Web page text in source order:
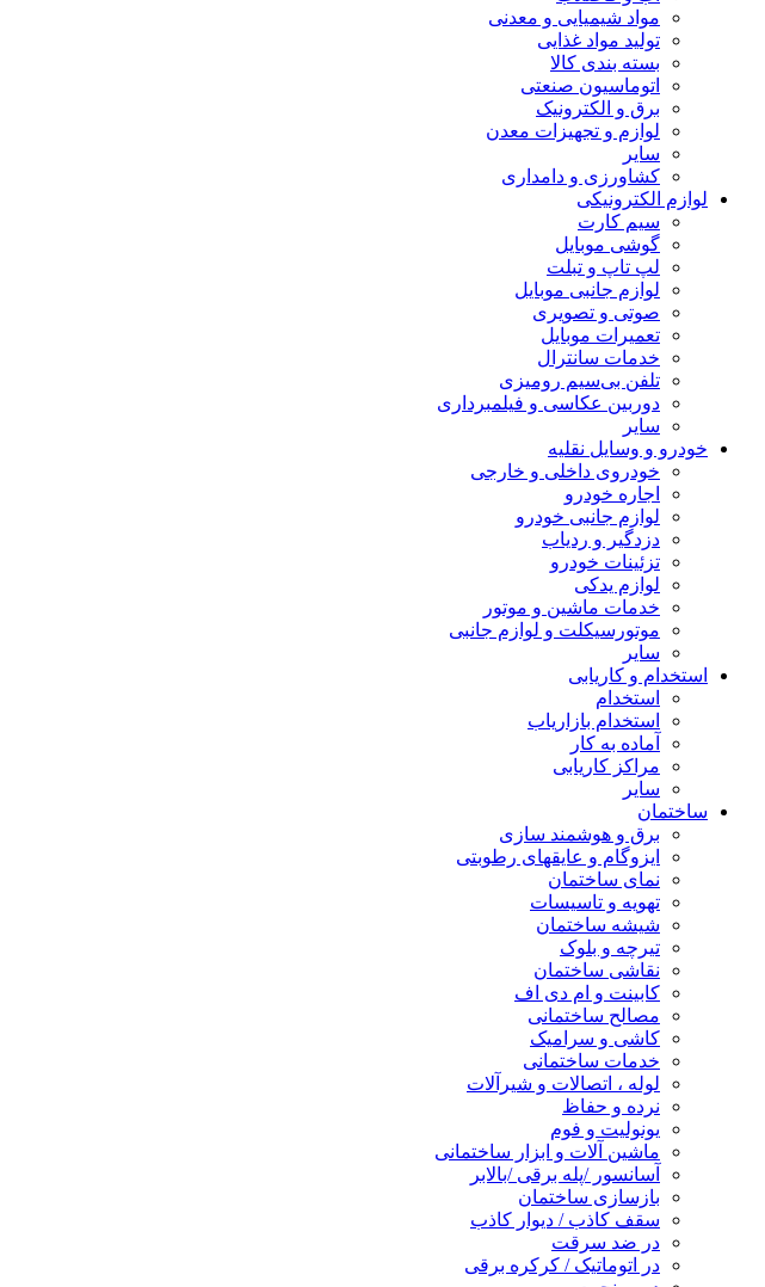
مواد شیمیایی و معدنی
تولید مواد غذایی
بسته بندی کالا
اتوماسیون صنعتی
برق و الکترونیک
لوازم و تجهیزات معدن
سایر
کشاورزی و دامداری
لوازم الکترونیکی
سیم کارت
گوشی موبایل
لپ تاپ و تبلت
لوازم جانبی موبایل
صوتی و تصویری
تعمیرات موبایل
خدمات سانترال
تلفن بی‌سیم رومیزی
دوربین عکاسی و فیلمبرداری
سایر
خودرو و وسایل نقلیه
خودروی داخلی و خارجی
اجاره خودرو
لوازم جانبی خودرو
دزدگیر و ردیاب
تزئینات خودرو
لوازم یدکی
خدمات ماشین و موتور
موتورسیکلت و لوازم جانبی
سایر
استخدام و کاریابی
استخدام
استخدام بازاریاب
آماده به کار
مراکز کاریابی
سایر
ساختمان
برق و هوشمند سازی
ایزوگام و عایقهای رطوبتی
نمای ساختمان
تهویه و تاسیسات
شیشه ساختمان
تیرچه و بلوک
نقاشی ساختمان
کابینت و ام دی اف
مصالح ساختمانی
کاشی و سرامیک
خدمات ساختمانی
لوله ، اتصالات و شیرآلات
نرده و حفاظ
یونولیت و فوم
ماشین آلات و ابزار ساختمانی
آسانسور /پله برقی /بالابر
بازسازی ساختمان
سقف کاذب / دیوار کاذب
در ضد سرقت
در اتوماتیک / کرکره برقی